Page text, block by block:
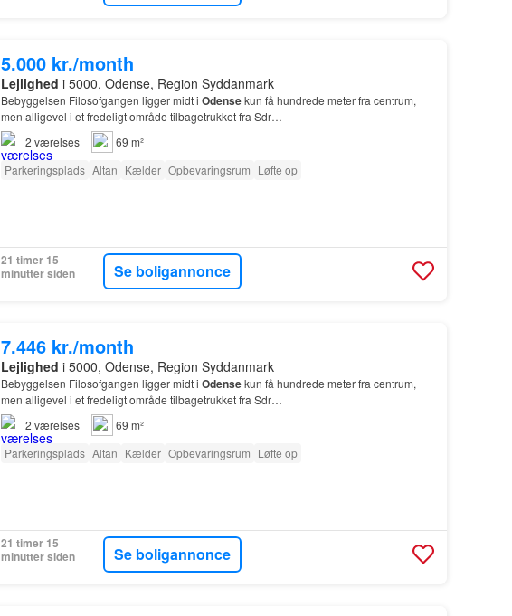
5.000 kr./month
Lejlighed i 5000, Odense, Region Syddanmark
Bebyggelsen Filosofgangen ligger midt i Odensekun få hundrede meter fra centrum,
men alligevel i et fredeligt område tilbagetrukket fra Sdr…
2 værelses
69 m²
Parkeringsplads Altan Kælder Opbevaringsrum Løfte op
21 timer 15
minutter siden
Se boligannonce
7.446 kr./month
Lejlighed i 5000, Odense, Region Syddanmark
Bebyggelsen Filosofgangen ligger midt i Odensekun få hundrede meter fra centrum,
men alligevel i et fredeligt område tilbagetrukket fra Sdr…
2 værelses
69 m²
Parkeringsplads Altan Kælder Opbevaringsrum Løfte op
21 timer 15
minutter siden
Se boligannonce